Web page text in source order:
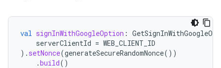
val signInWithGoogleOption :
serverClientId = WEB_CLIENT_ID
). setNonce(generateSecureRandomNonce())
.build()